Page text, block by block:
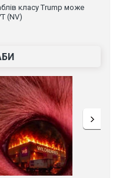
класу Trump може
(NV)